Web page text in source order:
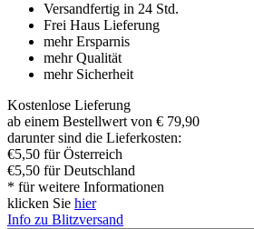
Versandfertig in 24 Std.
Frei Haus Lieferung
mehr Ersparnis
mehr Qualität
mehr Sicherheit
Kostenlose Lieferung
ab einem Bestellwert von € 79,90
darunter sind die Lieferkosten:
€5,50 für Österreich
€5,50 für Deutschland
* für weitere Informationen
klicken Sie hier
Info zu Blitzversand